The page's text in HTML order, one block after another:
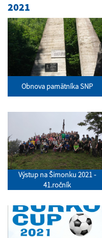
2021
Obnova pamätníka SNP
Výstup na Šimonku 2021 -
41.ročník